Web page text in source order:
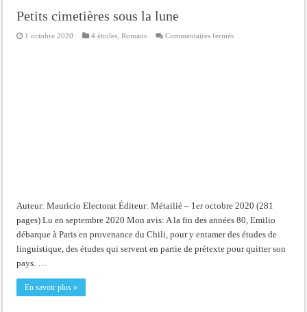
Petits cimetières sous la lune
1 octobre 2020 4 étoiles ,Romans Commentaires ferméssur
Auteur: Mauricio Electorat Éditeur: Métailié – 1er octobre 2020 (281
pages) Lu en septembre 2020 Mon avis: A la fin des années 80, Emilio
débarque à Paris en provenance du Chili, pour y entamer des études de
linguistique, des études qui servent en partie de prétexte pour quitter son
pays. …
En savoir plus »